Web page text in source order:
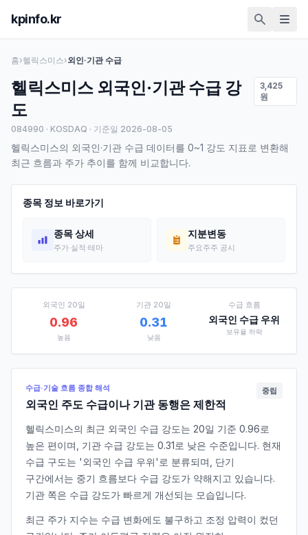
kpinfo.kr
홈›헬릭스미스›외인·기관 수급
헬릭스미스 외국인·기관 수급 강
도
084990 · KOSDAQ · 기준일 2026-08-05
3,425
원
헬릭스미스의 외국인·기관 수급 데이터를 0~1 강도 지표로 변환해
최근 흐름과 주가 추이를 함께 비교합니다.
종목 정보 바로가기
종목 상세
주가·실적·테마
지분변동
주요주주 공시
외국인 20일
0.96
높음
기관 20일
0.31
낮음
수급 흐름
외국인 수급 우위
보유율 하락
수급·기술 흐름 종합 해석
외국인 주도 수급이나 기관 동행은 제한적
중립
헬릭스미스의 최근 외국인 수급 강도는 20일 기준 0.96로
높은 편이며, 기관 수급 강도는 0.31로 낮은 수준입니다. 현재
수급 구도는 '외국인 수급 우위'로 분류되며, 단기
구간에서는 중기 흐름보다 수급 강도가 약해지고 있습니다.
기관 쪽은 수급 강도가 빠르게 개선되는 모습입니다.
최근 주가 지수는 수급 변화에도 불구하고 조정 압력이 컸던